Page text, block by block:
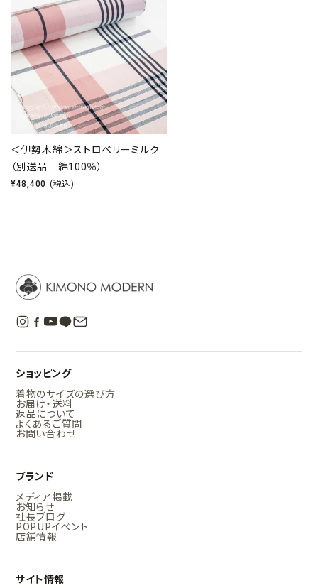
＜伊勢木綿＞ストロベリーミルク
（別送品｜綿100％）
¥48,400 (税込)
ショッピング
着物のサイズの選び方
お届け・送料
返品について
よくあるご質問
お問い合わせ
ブランド
メディア掲載
お知らせ
社長ブログ
POPUPイベント
店舗情報
サイト情報